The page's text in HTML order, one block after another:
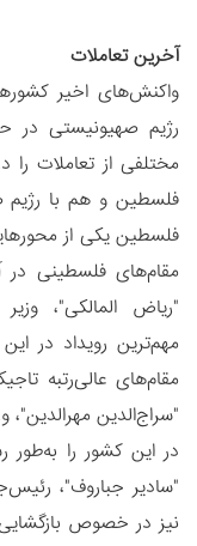
آخرین تعاملات
واکنش‌های اخیر
رژیم صهیونیستی
مختلفی از تعاملات
فلسطین و هم با رژیم
فلسطین یکی از
مقام‌های فلسطینی
"ریاض المالکی"،
مهم‌ترین رویداد در
مقام‌های عالی‌رتبه
"سراج‌الدین
در این کشور را به‌طور
"سادیر جباروف"،
نیز در خصوص